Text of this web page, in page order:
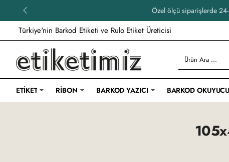
Özel ölçü siparişlerde
Türkiye'nin Barkod Etiketi ve Rulo Etiket Üreticisi
Ürün
Ara
...
ETIKET RIBON BARKOD YAZICI BARKOD OKUYUCU